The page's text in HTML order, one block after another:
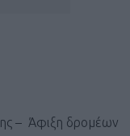
– Άφιξη δρομέων